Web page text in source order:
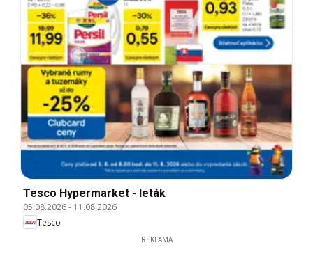
Tesco Hypermarket - leták
05.08.2026- 11.08.2026
Tesco
REKLAMA